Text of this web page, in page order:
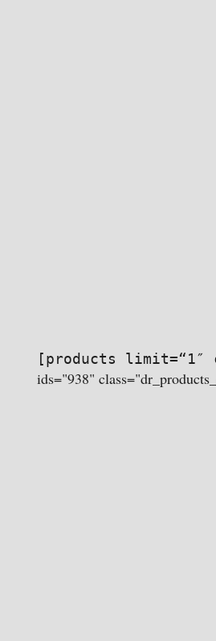
[products limit=“1″
ids="938"